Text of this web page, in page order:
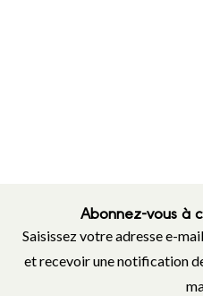
Abonnez-vous à
Saisissez votre adresse e-
et recevoir une notification